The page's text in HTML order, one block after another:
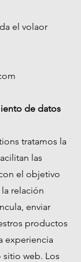
el volaor
de datos
tratamos la
las
el objetivo
relación
enviar
productos
experiencia
sitio web. Los